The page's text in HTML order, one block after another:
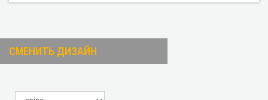
СМЕНИТЬ ДИЗАЙН